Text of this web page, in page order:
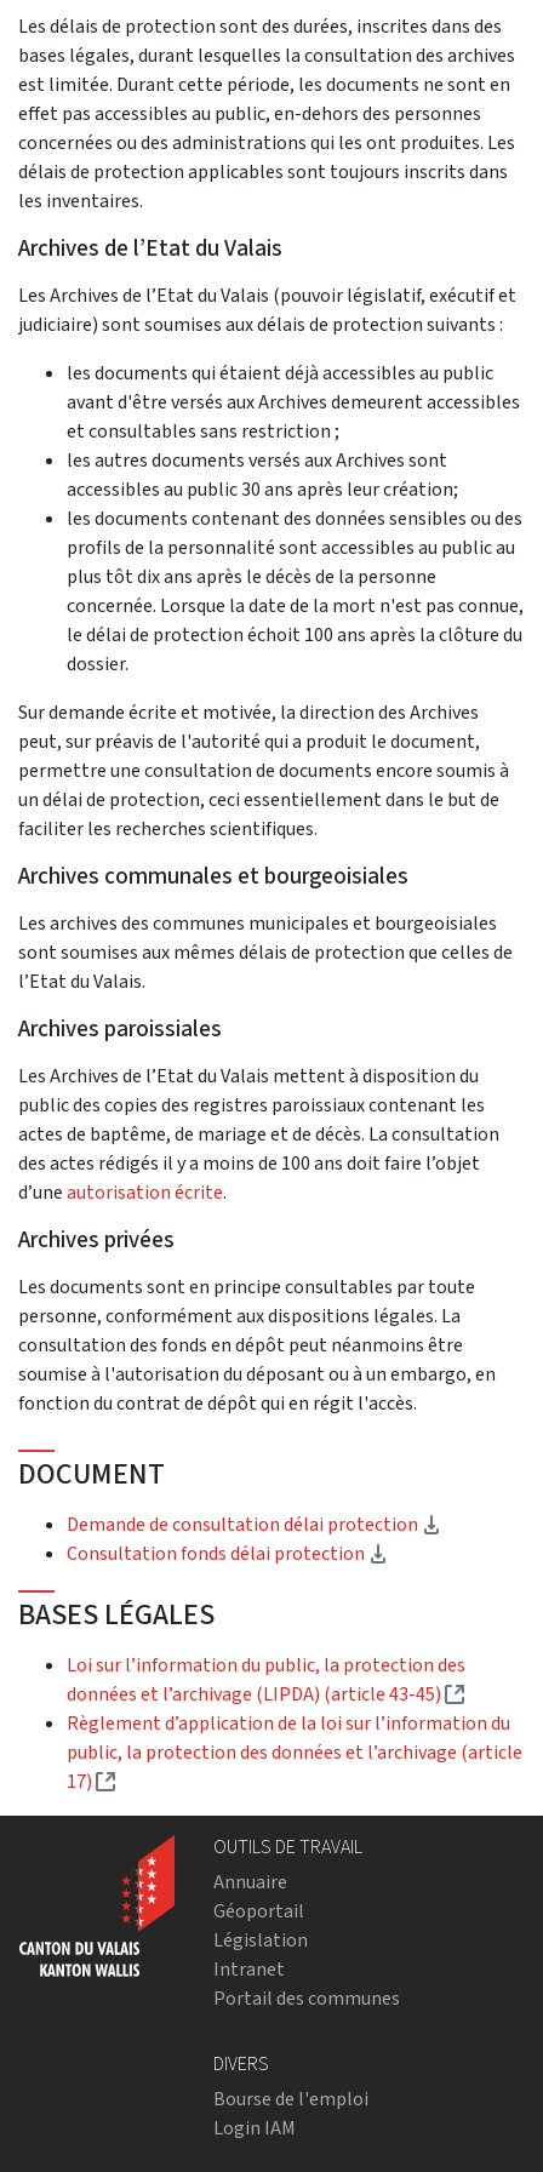
Les délais de protection sont des durées, inscrites dans des
bases légales, durant lesquelles la consultation des archives
est limitée. Durant cette période, les documents ne sont en
effet pas accessibles au public, en-dehors des personnes
concernées ou des administrations qui les ont produites. Les
délais de protection applicables sont toujours inscrits dans
les inventaires.
Archives de l’Etat du Valais
Les Archives de l’Etat du Valais (pouvoir législatif, exécutif et
judiciaire) sont soumises aux délais de protection suivants :
les documents qui étaient déjà accessibles au public
avant d'être versés aux Archives demeurent accessibles
et consultables sans restriction ;
les autres documents versés aux Archives sont
accessibles au public 30 ans après leur création;
les documents contenant des données sensibles ou des
profils de la personnalité sont accessibles au public au
plus tôt dix ans après le décès de la personne
concernée. Lorsque la date de la mort n'est pas connue,
le délai de protection échoit 100 ans après la clôture du
dossier.
Sur demande écrite et motivée, la direction des Archives
peut, sur préavis de l'autorité qui a produit le document,
permettre une consultation de documents encore soumis à
un délai de protection, ceci essentiellement dans le but de
faciliter les recherches scientifiques.
Archives communales et bourgeoisiales
Les archives des communes municipales et bourgeoisiales
sont soumises aux mêmes délais de protection que celles de
l’Etat du Valais.
Archives paroissiales
Les Archives de l’Etat du Valais mettent à disposition du
public des copies des registres paroissiaux contenant les
actes de baptême, de mariage et de décès. La consultation
des actes rédigés il y a moins de 100 ans doit faire l’objet
d’uneautorisation écrite.
Archives privées
Les documents sont en principe consultables par toute
personne, conformément aux dispositions légales. La
consultation des fonds en dépôt peut néanmoins être
soumise à l'autorisation du déposant ou à un embargo, en
fonction du contrat de dépôt qui en régit l'accès.
DOCUMENT
Demande de consultation délai protection
Consultation fonds délai protection
BASES LÉGALES
Loi sur l’information du public, la protection des
données et l’archivage (LIPDA) (article 43-45)
Règlement d’application de la loi sur l’information du
public, la protection des données et l’archivage (article
17)
(External link)
OUTILS DE TRAVAIL
Annuaire
Géoportail
Législation
Intranet
Portail des communes
DIVERS
Bourse de l'emploi
Login IAM